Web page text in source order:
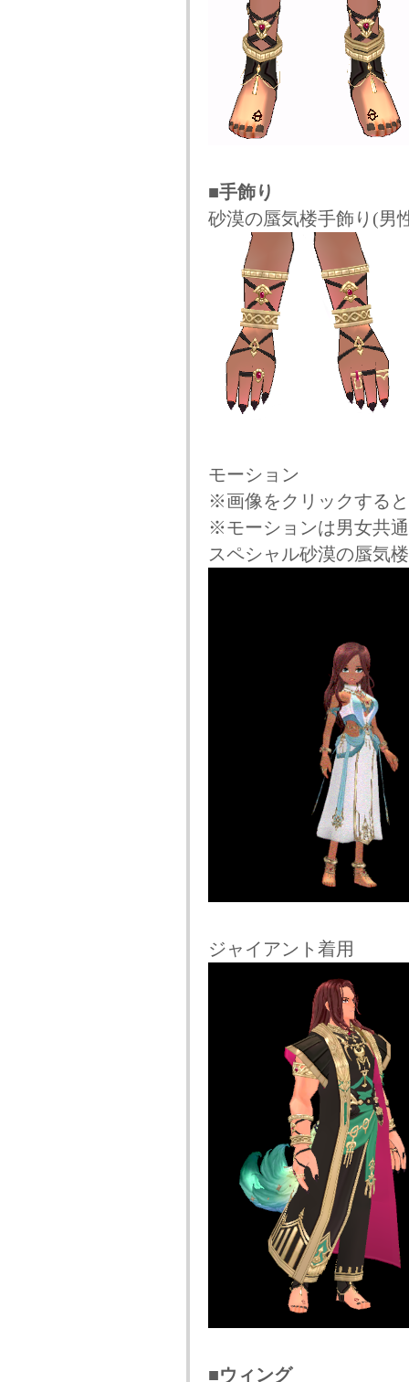
■手飾り
砂漠の蜃気楼手飾り(男
モーション
※画像をクリックする
※モーションは男女共
スペシャル砂漠の蜃気
ジャイアント着用
■ウィング